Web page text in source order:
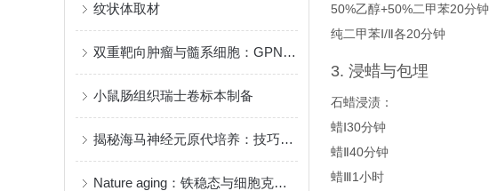
纹状体取材
双重靶向肿瘤与髓系细胞：GPNMB CAR-T 细胞重塑免疫微环境
小鼠肠组织瑞士卷标本制备
揭秘海马神经元原代培养：技巧与关键步骤全解析
Nature aging：铁稳态与细胞克隆性驱动衰老中癌症相关的肠道DNA甲基化漂变
50%乙醇+50%二甲苯20分钟
纯二甲苯Ⅰ/Ⅱ各20分钟
3. 浸蜡与包埋
石蜡浸渍：
蜡Ⅰ30分钟
蜡Ⅱ40分钟
蜡Ⅲ1小时